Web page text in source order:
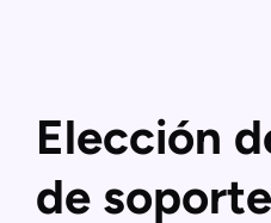
Elección
de